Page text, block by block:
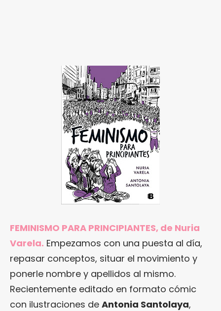
FEMINISMO PARA PRINCIPIANTES, de Nuria
Varela. Empezamos con una puesta al día,
repasar conceptos, situar el movimiento y
ponerle nombre y apellidos al mismo.
Recientemente editado en formato cómic
con ilustraciones de Antonia Santolaya,